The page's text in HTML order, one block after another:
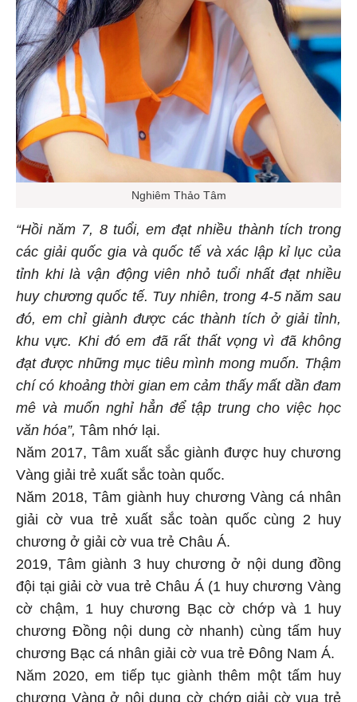
Nghiêm Thảo Tâm
“Hồi năm 7, 8 tuổi, em đạt nhiều thành tích trong
các giải quốc gia và quốc tế và xác lập kỉ lục của
tỉnh khi là vận động viên nhỏ tuổi nhất đạt nhiều
huy chương quốc tế. Tuy nhiên, trong 4-5 năm sau
đó, em chỉ giành được các thành tích ở giải tỉnh,
khu vực. Khi đó em đã rất thất vọng vì đã không
đạt được những mục tiêu mình mong muốn. Thậm
chí có khoảng thời gian em cảm thấy mất dần đam
mê và muốn nghỉ hẳn để tập trung cho việc học
văn hóa”, Tâm nhớ lại.
Năm 2017, Tâm xuất sắc giành được huy chương
Vàng giải trẻ xuất sắc toàn quốc.
Năm 2018, Tâm giành huy chương Vàng cá nhân
giải cờ vua trẻ xuất sắc toàn quốc cùng 2 huy
chương ở giải cờ vua trẻ Châu Á.
2019, Tâm giành 3 huy chương ở nội dung đồng
đội tại giải cờ vua trẻ Châu Á (1 huy chương Vàng
cờ chậm, 1 huy chương Bạc cờ chớp và 1 huy
chương Đồng nội dung cờ nhanh) cùng tấm huy
chương Bạc cá nhân giải cờ vua trẻ Đông Nam Á.
Năm 2020, em tiếp tục giành thêm một tấm huy
chương Vàng ở nội dung cờ chớp giải cờ vua trẻ